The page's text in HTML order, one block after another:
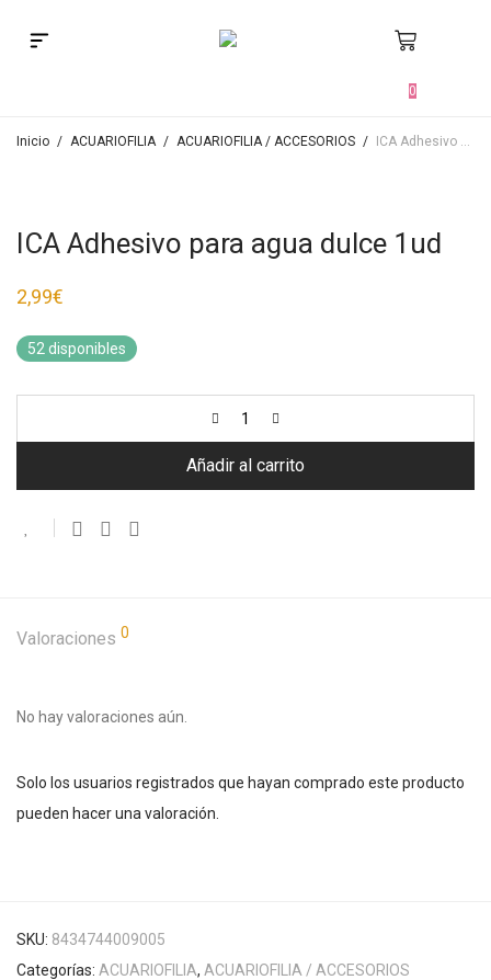
0
Inicio / ACUARIOFILIA / ACUARIOFILIA / ACCESORIOS / ICA Adhesivo para agua dulce 1ud
ICA Adhesivo para agua dulce 1ud
2,99€
52 disponibles
Añadir al carrito
Valoraciones 0
No hay valoraciones aún.
Solo los usuarios registrados que hayan comprado este producto
pueden hacer una valoración.
SKU: 8434744009005
Categorías: ACUARIOFILIA, ACUARIOFILIA / ACCESORIOS